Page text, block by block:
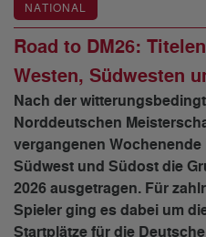
NATIONAL
Road to DM26:
Westen, Südwesten
Nach der
Norddeutschen
vergangenen
Südwest und Südost die
2026 ausgetragen. Für
Spieler ging es dabei um
Startplätze für die